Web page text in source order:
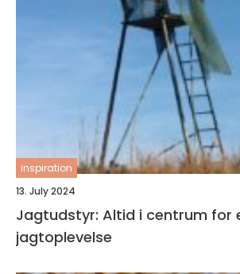
inspiration
13. July 2024
Jagtudstyr: Altid i centrum for
jagtoplevelse